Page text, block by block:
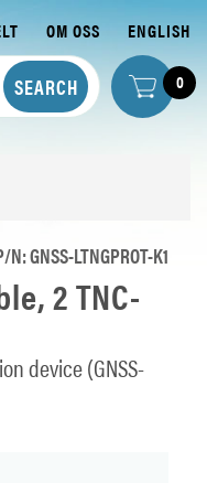
OM OSS ENGLISH
0
GNSS-LTNGPROT-K1
2 TNC-
device (GNSS-